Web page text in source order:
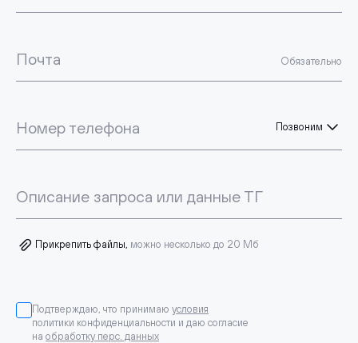
Почта Обязательно
Номер телефона Позвоним
Описание запроса или данные ТГ
Прикрепить файлы, можно несколько до 20 Мб
Подтверждаю, что принимаю условия
политики конфиденциальности и даю согласие
на обработку перс. данных